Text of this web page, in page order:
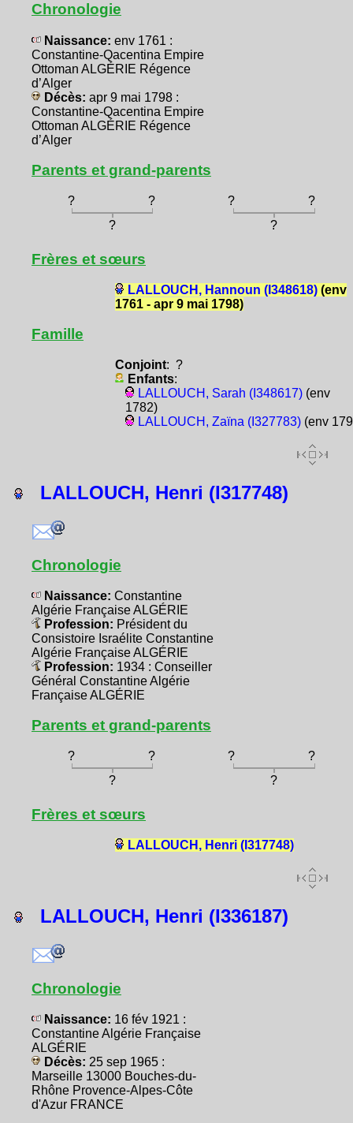
Chronologie
Naissance: env 1761 :
Constantine-Qacentina Empire
Ottoman ALGÉRIE Régence
d’Alger
Décès: apr 9 mai 1798 :
Constantine-Qacentina Empire
Ottoman ALGÉRIE Régence
d’Alger
Parents et grand-parents
? ? ?
?
?
?
Frères et sœurs
LALLOUCH, Hannoun (I348618)(env
1761 - apr 9 mai 1798)
Famille
Conjoint: ?
Enfants:
LALLOUCH, Sarah (I348617)(env
1782)
LALLOUCH, Zaïna (I327783)(env
LALLOUCH, Henri (I317748)
Chronologie
Naissance: Constantine
Algérie Française ALGÉRIE
Profession: Président du
Consistoire Israélite Constantine
Algérie Française ALGÉRIE
Profession: 1934 : Conseiller
Général Constantine Algérie
Française ALGÉRIE
Parents et grand-parents
? ? ?
?
?
?
Frères et sœurs
LALLOUCH, Henri (I317748)
LALLOUCH, Henri (I336187)
Chronologie
Naissance: 16 fév 1921 :
Constantine Algérie Française
ALGÉRIE
Décès: 25 sep 1965 :
Marseille 13000 Bouches-du-
Rhône Provence-Alpes-Côte
d'Azur FRANCE